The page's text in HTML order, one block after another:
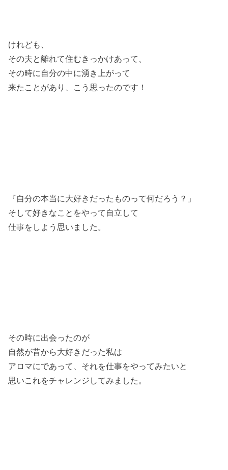
けれども、
その夫と離れて住むきっかけあって、
その時に自分の中に湧き上がって
来たことがあり、こう思ったのです！
『自分の本当に大好きだったものって何だろう？」
そして好きなことをやって自立して
仕事をしよう思いました。
その時に出会ったのが
自然が昔から大好きだった私は
アロマにであって、それを仕事をやってみたいと
思いこれをチャレンジしてみました。